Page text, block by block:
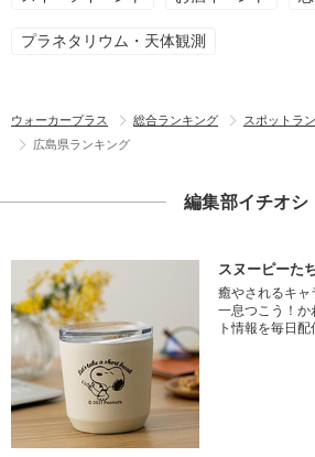
プラネタリウム・天体観測
ウォーカープラス 総合ランキング スポットラ
広島県ランキング
編集部イチオシ
スヌーピーた
癒やされるキャ
一息つこう！か
ト情報を毎日配